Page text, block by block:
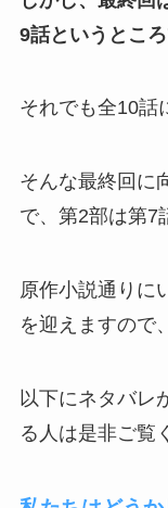
9話というとこ
それでも全10話
そんな最終回に
で、第2部は第7
原作小説通りに
を迎えますので
以下にネタバレ
る人は是非ご覧